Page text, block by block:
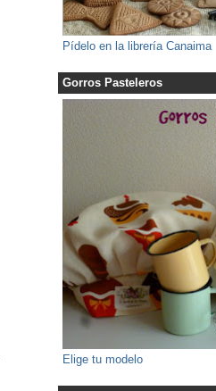
Pídelo en la librería Canaima
Gorros Pasteleros
Elige tu modelo